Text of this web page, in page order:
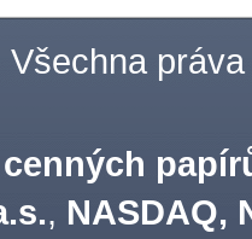
práva
, NASDAQ,